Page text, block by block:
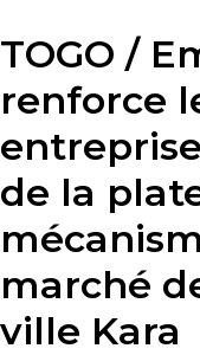
TOGO /
renforce
de la
marché
ville Kara